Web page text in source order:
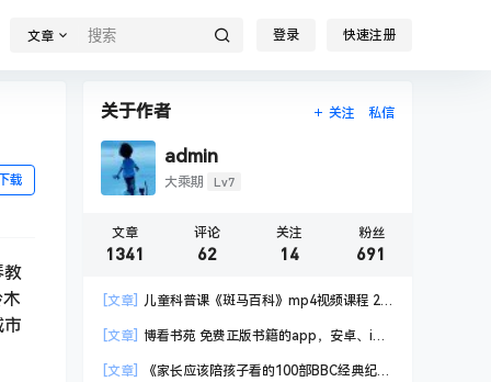
文章 登录 快速注册
载
教
关于作者 关注 私信
admin
大乘期 Lv7
文章
1341
评论
62
关注
14
粉丝
691
[文章]
儿童科普课《斑马百科》mp4视频课程 20
[文章]
博看书苑 免费正版书籍的app，安卓、iOS
[文章]
《家长应该陪孩子看的100部BBC经典纪录